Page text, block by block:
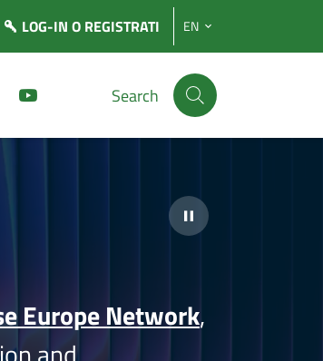
LOG-IN O REGISTRATI EN
Search
Europe Network,